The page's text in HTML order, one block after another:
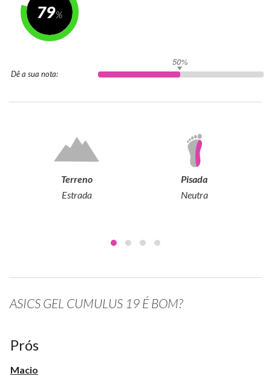
79
Dê a sua nota:
50%
Terreno
Estrada
Pisada
Neutra
ASICS GEL CUMULUS 19 É BOM?
Prós
Macio